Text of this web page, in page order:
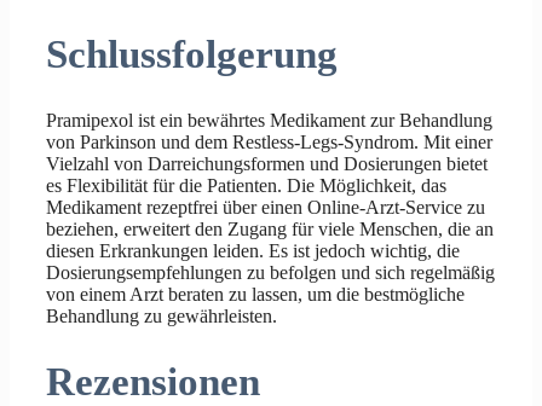
Schlussfolgerung
Pramipexol ist ein bewährtes Medikament zur Behandlung
von Parkinson und dem Restless-Legs-Syndrom. Mit einer
Vielzahl von Darreichungsformen und Dosierungen bietet
es Flexibilität für die Patienten. Die Möglichkeit, das
Medikament rezeptfrei über einen Online-Arzt-Service zu
beziehen, erweitert den Zugang für viele Menschen, die an
diesen Erkrankungen leiden. Es ist jedoch wichtig, die
Dosierungsempfehlungen zu befolgen und sich regelmäßig
von einem Arzt beraten zu lassen, um die bestmögliche
Behandlung zu gewährleisten.
Rezensionen